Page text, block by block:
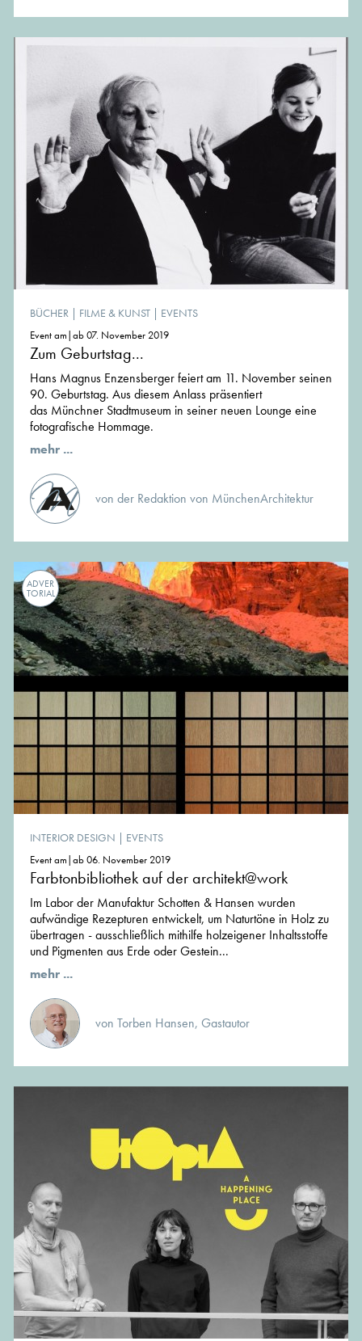
BÜCHER | FILME & KUNST | EVENTS
Event am|ab 07. November 2019
Zum Geburtstag...
Hans Magnus Enzensberger feiert am 11. November seinen
90. Geburtstag. Aus diesem Anlass präsentiert
das Münchner Stadtmuseum in seiner neuen Lounge eine
fotografische Hommage.
mehr ...
von der Redaktion von MünchenArchitektur
ADVER
TORIAL
INTERIOR DESIGN | EVENTS
Event am|ab 06. November 2019
Farbtonbibliothek auf der architekt@work
Im Labor der Manufaktur Schotten & Hansen wurden
aufwändige Rezepturen entwickelt, um Naturtöne in Holz zu
übertragen - ausschließlich mithilfe holzeigener Inhaltsstoffe
und Pigmenten aus Erde oder Gestein...
mehr ...
von Torben Hansen, Gastautor